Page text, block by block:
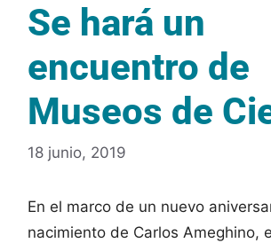
Se hará un
encuentro de
Museos de
18 junio, 2019
En el marco de un nuevo
nacimiento de Carlos Ameghino,